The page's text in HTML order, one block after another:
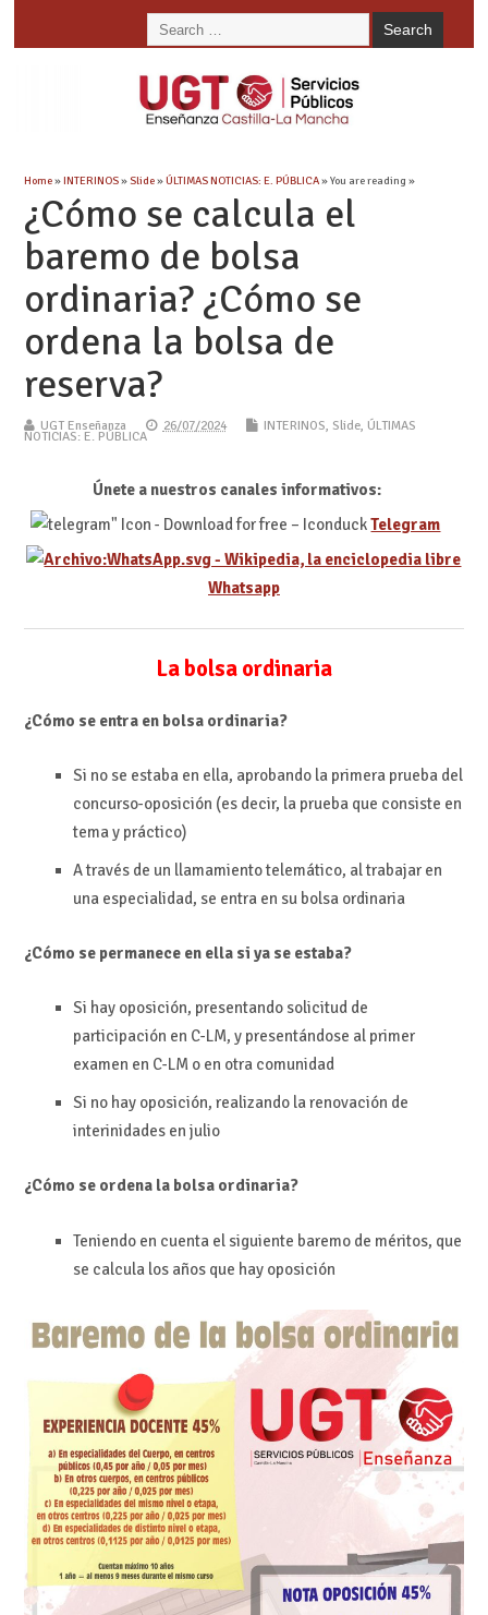
Home»INTERINOS»Slide»ÚLTIMAS NOTICIAS: E. PÚBLICA» You are reading »
¿Cómo se calcula el
baremo de bolsa
ordinaria? ¿Cómo se
ordena la bolsa de
reserva?
UGT Enseñanza 26/07/2024 INTERINOS, Slide, ÚLTIMAS
NOTICIAS: E. PÚBLICA
Únete a nuestros canales informativos:
Telegram
Whatsapp
La bolsa ordinaria
¿Cómo se entra en bolsa ordinaria?
Si no se estaba en ella, aprobando la primera prueba del
concurso-oposición (es decir, la prueba que consiste en
tema y práctico)
A través de un llamamiento telemático, al trabajar en
una especialidad, se entra en su bolsa ordinaria
¿Cómo se permanece en ella si ya se estaba?
Si hay oposición, presentando solicitud de
participación en C-LM, y presentándose al primer
examen en C-LM o en otra comunidad
Si no hay oposición, realizando la renovación de
interinidades en julio
¿Cómo se ordena la bolsa ordinaria?
Teniendo en cuenta el siguiente baremo de méritos, que
se calcula los años que hay oposición